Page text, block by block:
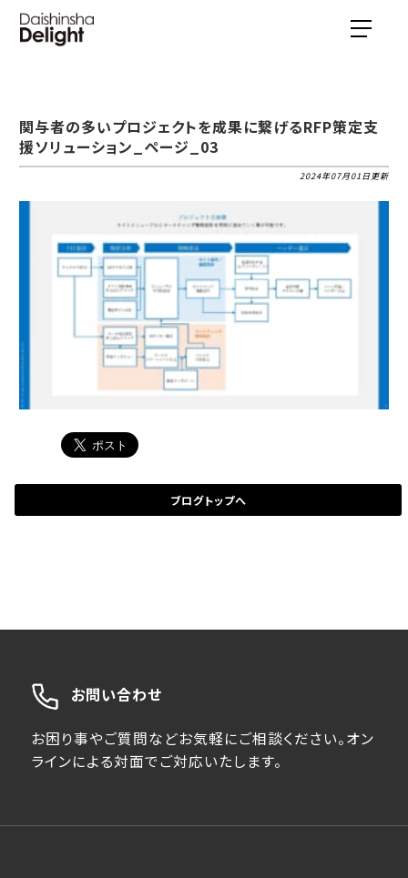
関与者の多いプロジェクトを成果に繋げるRFP策定支
援ソリューション_ページ_03
2024年07月01日更新
ブログトップへ
お問い合わせ
お困り事やご質問などお気軽にご相談ください。オン
ラインによる対面でご対応いたします。